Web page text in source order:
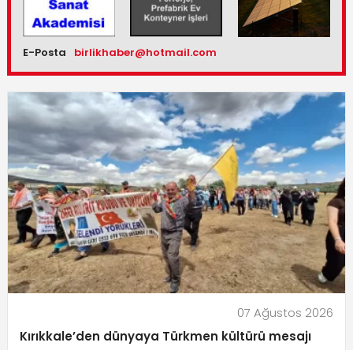
E-Posta birlikhaber@hotmail.com
07 Ağustos 2026
Kırıkkale’den dünyaya Türkmen kültürü mesajı